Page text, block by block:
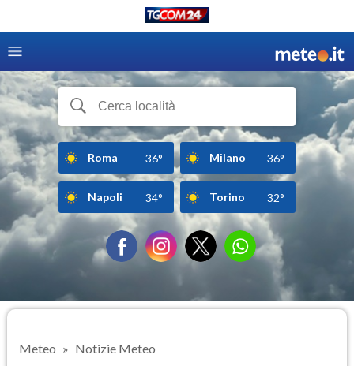
Roma 36° Milano 36°
Napoli 34° Torino 32°
Meteo Notizie Meteo